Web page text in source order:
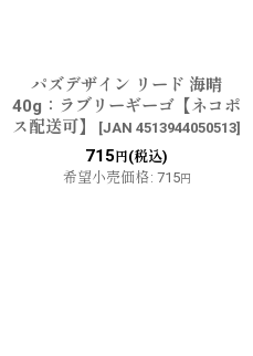
パズデザイン リード 海晴
40g：ラブリーギーゴ【ネコポ
ス配送可】
[JAN 4513944050513]
715 円(税込)
希望小売価格: 715円